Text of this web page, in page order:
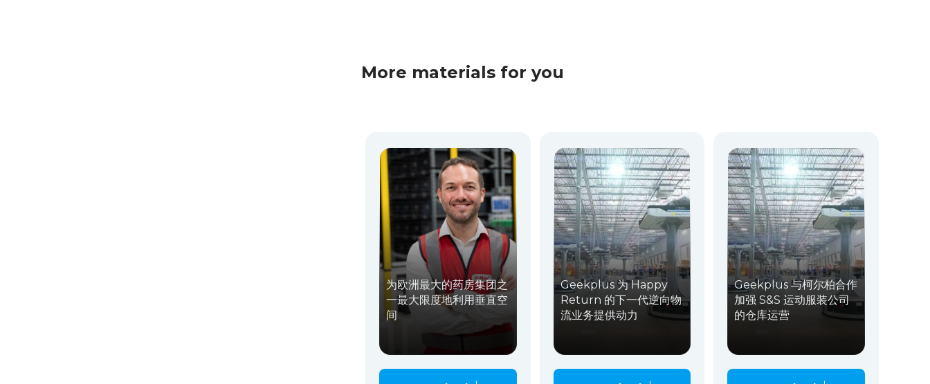
More materials for you
为欧洲最大的药房集团之
一最大限度地利用垂直空
间
Geekplus 为 Happy
Return 的下一代逆向物
流业务提供动力
Geekplus 与柯尔柏合作
加强 S&S 运动服装公司
的仓库运营